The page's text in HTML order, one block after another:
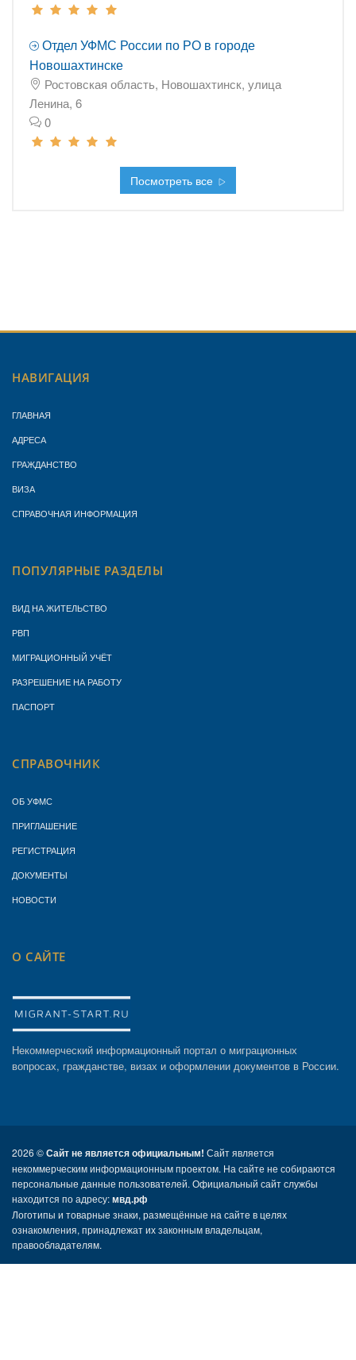
Отдел УФМС России по РО в городе
Новошахтинске
Ростовская область, Новошахтинск, улица
Ленина, 6
0
Посмотреть все
НАВИГАЦИЯ
ГЛАВНАЯ
АДРЕСА
ГРАЖДАНСТВО
ВИЗА
СПРАВОЧНАЯ ИНФОРМАЦИЯ
ПОПУЛЯРНЫЕ РАЗДЕЛЫ
ВИД НА ЖИТЕЛЬСТВО
РВП
МИГРАЦИОННЫЙ УЧЁТ
РАЗРЕШЕНИЕ НА РАБОТУ
ПАСПОРТ
СПРАВОЧНИК
ОБ УФМС
ПРИГЛАШЕНИЕ
РЕГИСТРАЦИЯ
ДОКУМЕНТЫ
НОВОСТИ
О САЙТЕ
Некоммерческий информационный портал о миграционных
вопросах, гражданстве, визах и оформлении документов в России.
2026 ©Сайт не является официальным! Сайт является
некоммерческим информационным проектом. На сайте не собираются
персональные данные пользователей. Официальный сайт службы
находится по адресу:мвд.рф
Логотипы и товарные знаки, размещённые на сайте в целях
ознакомления, принадлежат их законным владельцам,
правообладателям.